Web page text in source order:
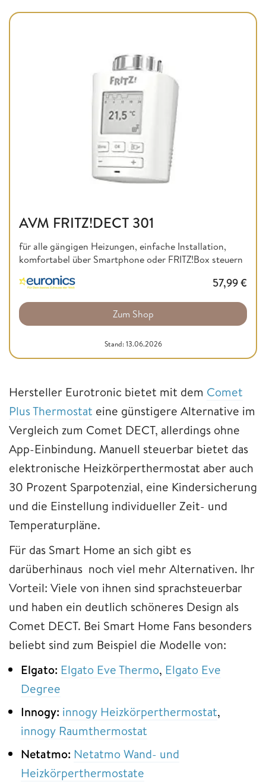
AVM FRITZ!DECT 301
für alle gängigen Heizungen, einfache Installation,
komfortabel über Smartphone oder FRITZ!Box steuern
57,99€
Zum Shop
Stand: 13.06.2026
Hersteller Eurotronic bietet mit dem Comet
Plus Thermostat eine günstigere Alternative im
Vergleich zum Comet DECT, allerdings ohne
App-Einbindung. Manuell steuerbar bietet das
elektronische Heizkörperthermostat aber auch
30 Prozent Sparpotenzial, eine Kindersicherung
und die Einstellung individueller Zeit- und
Temperaturpläne.
Für das Smart Home an sich gibt es
darüberhinaus noch viel mehr Alternativen. Ihr
Vorteil: Viele von ihnen sind sprachsteuerbar
und haben ein deutlich schöneres Design als
Comet DECT. Bei Smart Home Fans besonders
beliebt sind zum Beispiel die Modelle von:
Elgato: Elgato Eve Thermo, Elgato Eve
Degree
Innogy: innogy Heizkörperthermostat,
innogy Raumthermostat
Netatmo: Netatmo Wand- und
Heizkörperthermostate